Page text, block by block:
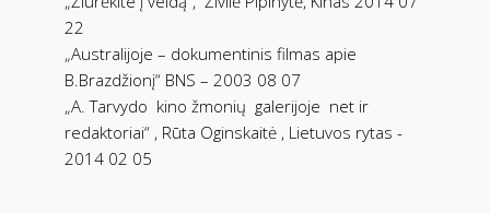
22
„Australijoje – dokumentinis filmas apie
B.Brazdžionį“ BNS – 2003 08 07
„A. Tarvydo kino žmonių galerijoje net ir
redaktoriai“ , Rūta Oginskaitė , Lietuvos rytas -
2014 02 05